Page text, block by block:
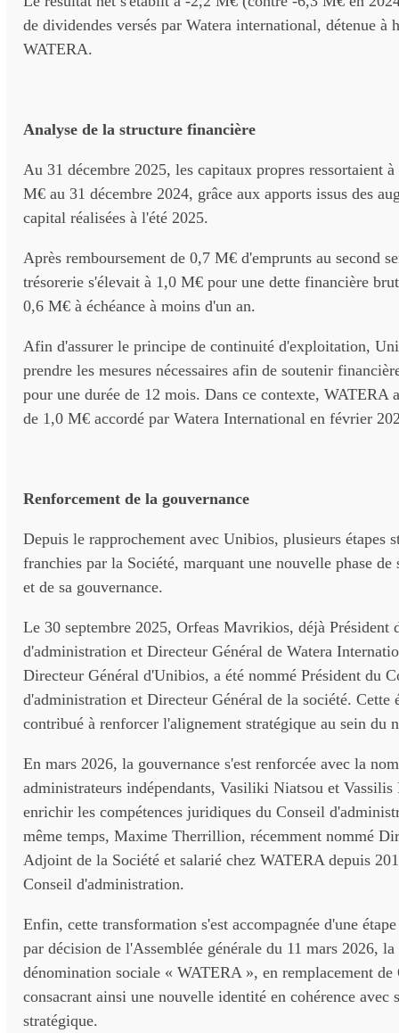
de dividendes versés par Watera international, détenue à
WATERA.
Analyse de la structure financière
Au 31 décembre 2025, les capitaux propres ressortaient
M€ au 31 décembre 2024, grâce aux apports issus des
capital réalisées à l'été 2025.
Après remboursement de 0,7 M€ d'emprunts au second
trésorerie s'élevait à 1,0 M€ pour une dette financière
0,6 M€ à échéance à moins d'un an.
Afin d'assurer le principe de continuité d'exploitation,
prendre les mesures nécessaires afin de soutenir
pour une durée de 12 mois. Dans ce contexte, WATERA
de 1,0 M€ accordé par Watera International en février
Renforcement de la gouvernance
Depuis le rapprochement avec Unibios, plusieurs étapes
franchies par la Société, marquant une nouvelle phase de
et de sa gouvernance.
Le 30 septembre 2025, Orfeas Mavrikios, déjà Président
d'administration et Directeur Général de Watera
Directeur Général d'Unibios, a été nommé Président du
d'administration et Directeur Général de la société. Cette
contribué à renforcer l'alignement stratégique au sein du
En mars 2026, la gouvernance s'est renforcée avec la
administrateurs indépendants, Vasiliki Niatsou et Vassilis
enrichir les compétences juridiques du Conseil
même temps, Maxime Therrillion, récemment nommé
Adjoint de la Société et salarié chez WATERA depuis
Conseil d'administration.
Enfin, cette transformation s'est accompagnée d'une
par décision de l'Assemblée générale du 11 mars 2026,
dénomination sociale « WATERA », en remplacement
consacrant ainsi une nouvelle identité en cohérence avec
stratégique.